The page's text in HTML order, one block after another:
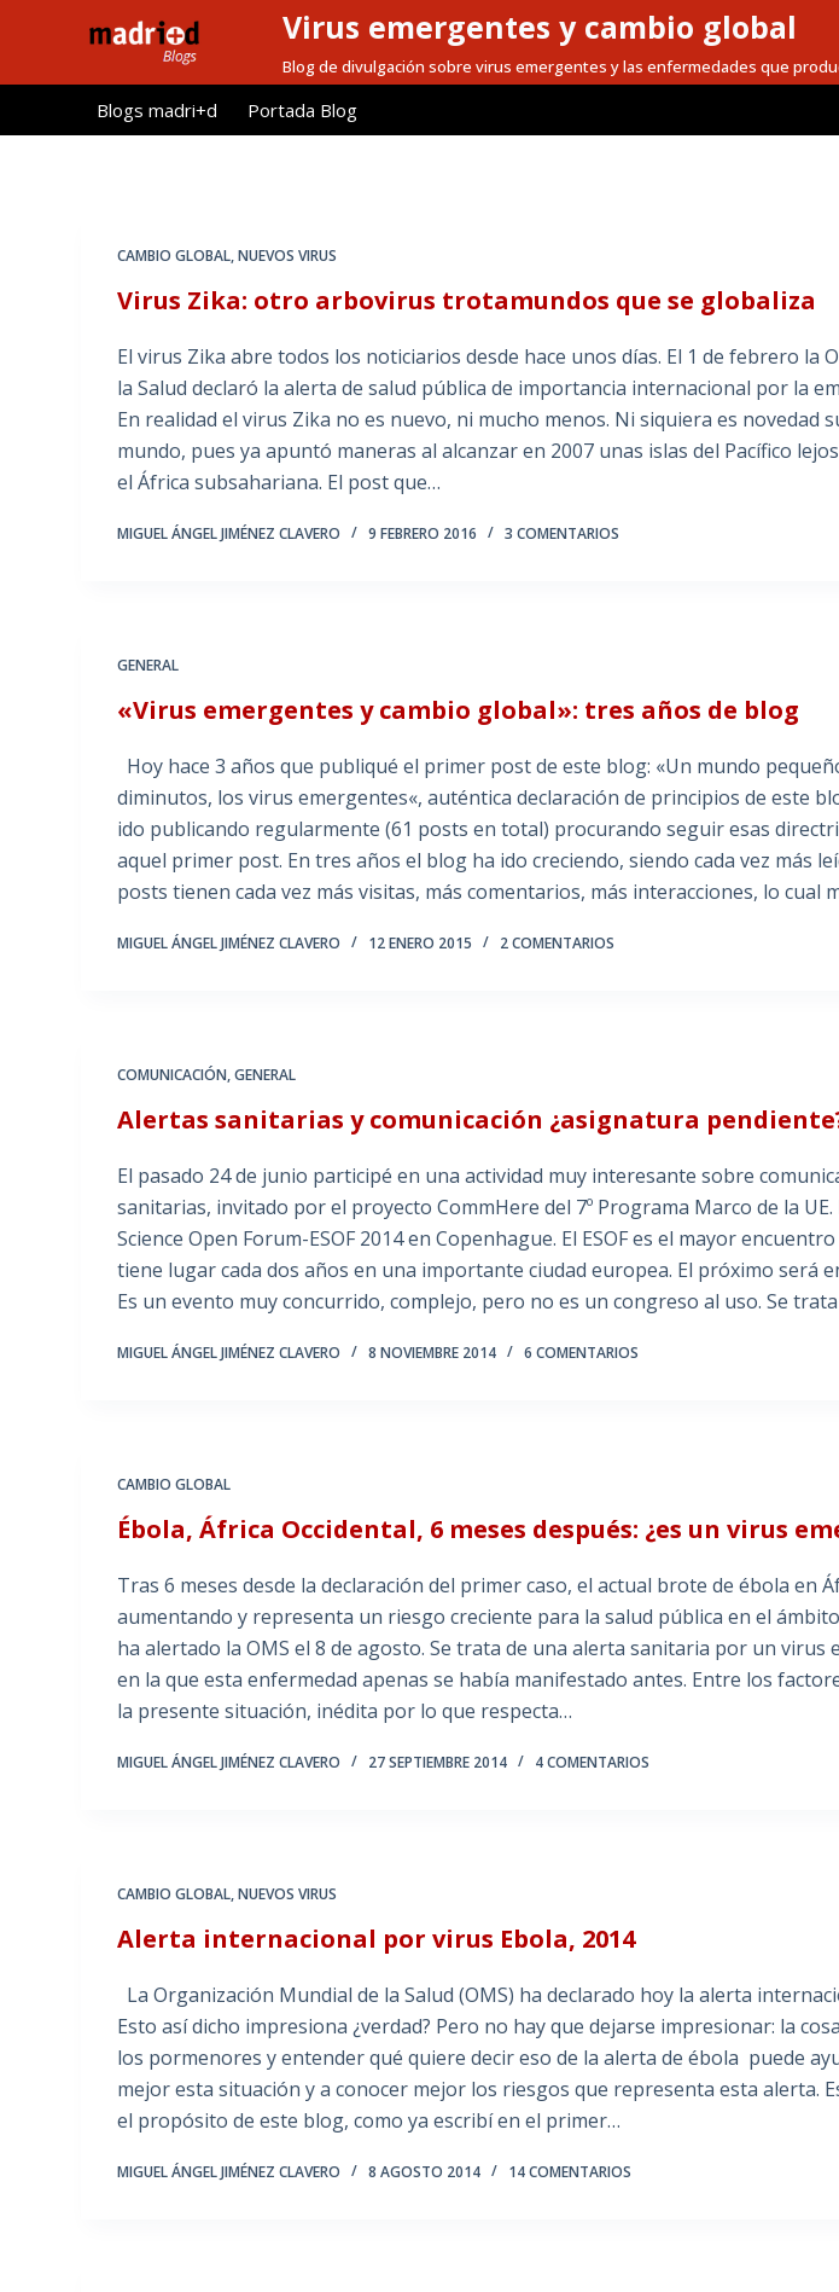
l
Virus emergentes y cambio global
Blog de divulgación sobre virus emergentes y las enfermedades que
Blogs madri+d Portada Blog
CAMBIO GLOBAL,NUEVOS VIRUS
Virus Zika: otro arbovirus trotamundos que se globaliza
El virus Zika abre todos los noticiarios desde hace unos días. El 1 de febrero la
la Salud declaró la alerta de salud pública de importancia internacional por la
En realidad el virus Zika no es nuevo, ni mucho menos. Ni siquiera es novedad
mundo, pues ya apuntó maneras al alcanzar en 2007 unas islas del Pacífico
el África subsahariana. El post que…
MIGUEL ÁNGEL JIMÉNEZ CLAVERO 9 FEBRERO 2016 3 COMENTARIOS
GENERAL
«Virus emergentes y cambio global»: tres años de blog
Hoy hace 3 años que publiqué el primer post de este blog: «Un mundo
diminutos, los virus emergentes«, auténtica declaración de principios de este
ido publicando regularmente (61 posts en total) procurando seguir esas
aquel primer post. En tres años el blog ha ido creciendo, siendo cada vez más
posts tienen cada vez más visitas, más comentarios, más interacciones, lo cual
MIGUEL ÁNGEL JIMÉNEZ CLAVERO 12 ENERO 2015 2 COMENTARIOS
COMUNICACIÓN,GENERAL
Alertas sanitarias y comunicación ¿asignatura
El pasado 24 de junio participé en una actividad muy interesante sobre
sanitarias, invitado por el proyecto CommHere del 7º Programa Marco de la
Science Open Forum-ESOF 2014 en Copenhague. El ESOF es el mayor
tiene lugar cada dos años en una importante ciudad europea. El próximo será
Es un evento muy concurrido, complejo, pero no es un congreso al uso. Se
MIGUEL ÁNGEL JIMÉNEZ CLAVERO 8 NOVIEMBRE 2014 6 COMENTARIOS
CAMBIO GLOBAL
Ébola, África Occidental, 6 meses después: ¿es un virus
Tras 6 meses desde la declaración del primer caso, el actual brote de ébola en
aumentando y representa un riesgo creciente para la salud pública en el
ha alertado la OMS el 8 de agosto. Se trata de una alerta sanitaria por un virus
en la que esta enfermedad apenas se había manifestado antes. Entre los
la presente situación, inédita por lo que respecta…
MIGUEL ÁNGEL JIMÉNEZ CLAVERO 27 SEPTIEMBRE 2014 4 COMENTARIOS
CAMBIO GLOBAL,NUEVOS VIRUS
Alerta internacional por virus Ebola, 2014
La Organización Mundial de la Salud (OMS) ha declarado hoy la alerta
Esto así dicho impresiona ¿verdad? Pero no hay que dejarse impresionar: la
los pormenores y entender qué quiere decir eso de la alerta de ébola puede
mejor esta situación y a conocer mejor los riesgos que representa esta alerta.
el propósito de este blog, como ya escribí en el primer…
MIGUEL ÁNGEL JIMÉNEZ CLAVERO 8 AGOSTO 2014 14 COMENTARIOS